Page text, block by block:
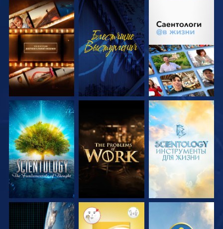
СМОТРЕТЬ
ПЕРЕДАЧИ
СМОТРЕТЬ
СМОТРЕТЬ
СМОТРЕТЬ
ПЕРЕДАЧИ
СМОТРЕТЬ
ПЕРЕДАЧИ
СМОТРЕТЬ
ПЕРЕДАЧИ